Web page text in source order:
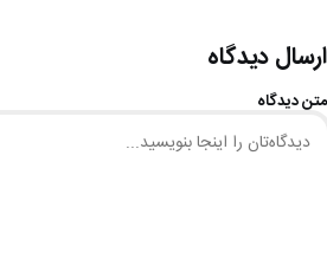
ارسال دیدگاه
متن دیدگاه